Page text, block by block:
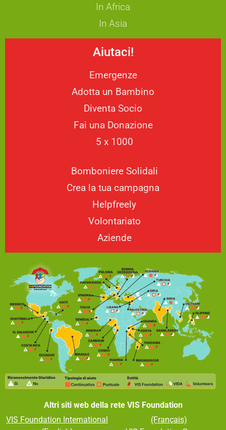
In Africa
In Asia
Aiutaci!
Emergenze
Adotta un Bambino
Diventa Socio
Fai una Donazione
5 x 1000
Bomboniere Solidali
Crea la tua campagna
Helpfreely
Volontariato
Aziende
Altri siti web della rete VIS Foundation
VIS Foundation International
(Français)